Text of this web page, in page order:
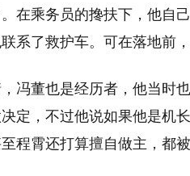
在乘务员的搀扶下，他自
系了救护车。可在落地前
冯董也是经历者，他当时
定，不过他说如果他是机
程霄还打算擅自做主，都被